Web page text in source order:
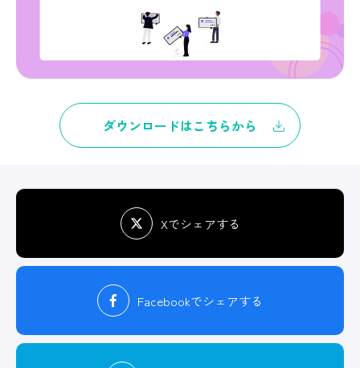
ダウンロードはこちらから
Xでシェアする
Facebookでシェアする